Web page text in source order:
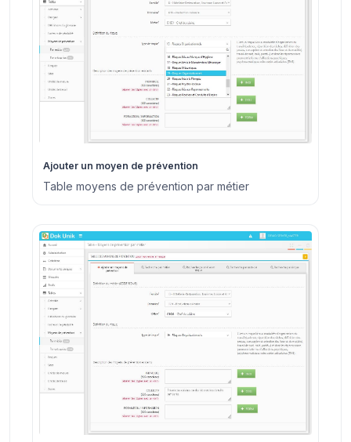
Ajouter un moyen de prévention
Table moyens de prévention par métier